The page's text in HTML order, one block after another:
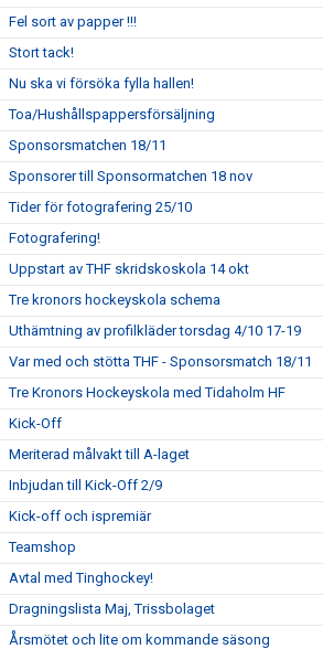
Fel sort av papper !!!
Stort tack!
Nu ska vi försöka fylla hallen!
Toa/Hushållspappersförsäljning
Sponsorsmatchen 18/11
Sponsorer till Sponsormatchen 18 nov
Tider för fotografering 25/10
Fotografering!
Uppstart av THF skridskoskola 14 okt
Tre kronors hockeyskola schema
Uthämtning av profilkläder torsdag 4/10 17-19
Var med och stötta THF - Sponsorsmatch 18/11
Tre Kronors Hockeyskola med Tidaholm HF
Kick-Off
Meriterad målvakt till A-laget
Inbjudan till Kick-Off 2/9
Kick-off och ispremiär
Teamshop
Avtal med Tinghockey!
Dragningslista Maj, Trissbolaget
Årsmötet och lite om kommande säsong